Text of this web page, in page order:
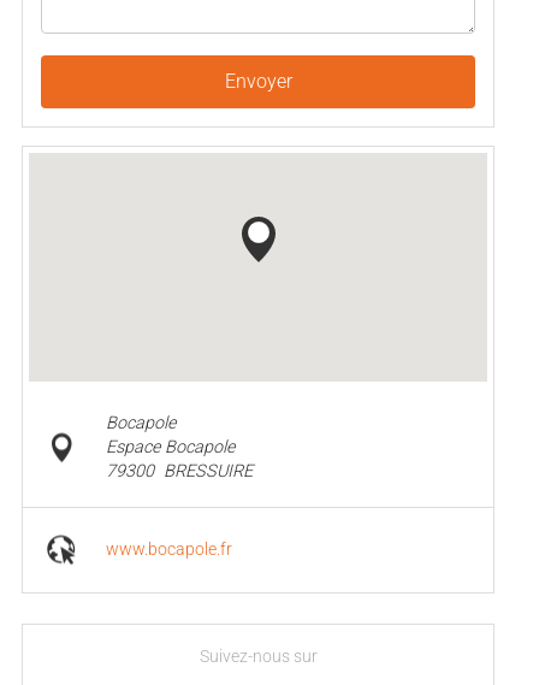
Envoyer
Bocapole
Espace Bocapole
79300 BRESSUIRE
www.bocapole.fr
Suivez-nous sur